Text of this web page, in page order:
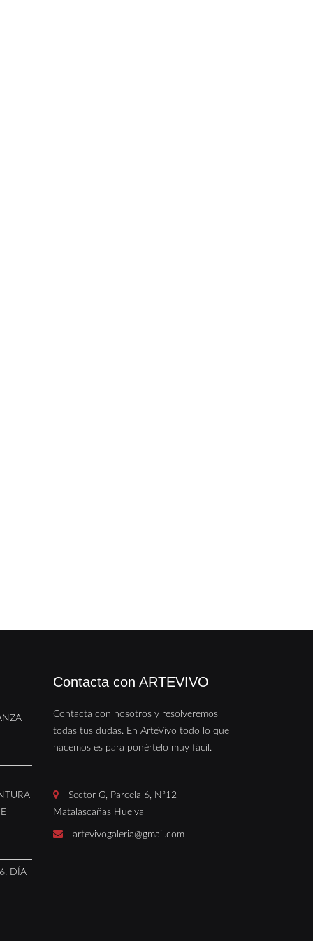
DÍA
Contacta con ARTEVIVO
Contacta con nosotros y resolveremos
todas tus dudas. En ArteVivo todo lo que
hacemos es para ponértelo muy fácil.
Sector G, Parcela 6, Nª12
Matalascañas Huelva
artevivogaleria@gmail.com